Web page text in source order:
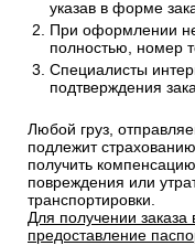
указав в форме
При оформлении
полностью, номер
Специалисты
подтверждения
Любой груз,
подлежит
получить
повреждения или
транспортировки.
Для получении
предоставление